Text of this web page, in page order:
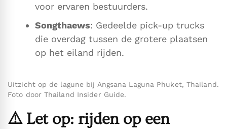
voor ervaren bestuurders.
Songthaews: Gedeelde pick-up trucks
die overdag tussen de grotere plaatsen
op het eiland rijden.
Uitzicht op de lagune bij Angsana Laguna Phuket, Thailand.
Foto door Thailand Insider Guide.
⚠️ Let op: rijden op een